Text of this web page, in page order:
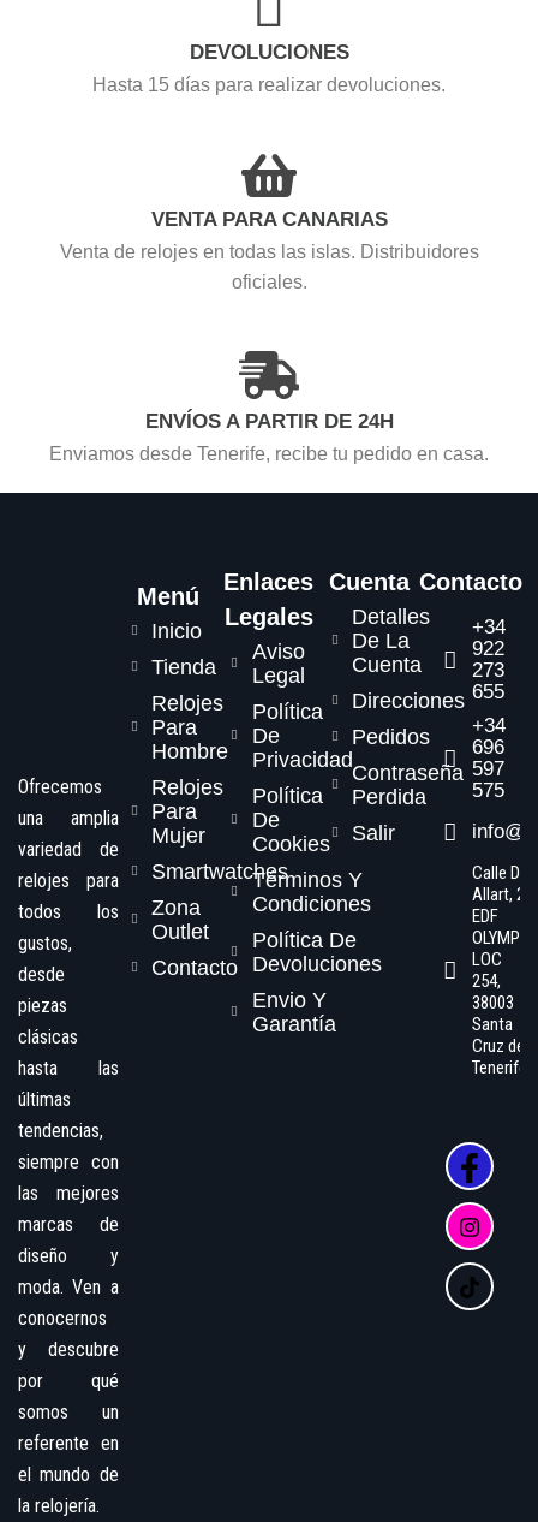
DEVOLUCIONES
Hasta 15 días para realizar devoluciones.
VENTA PARA CANARIAS
Venta de relojes en todas las islas. Distribuidores
oficiales.
ENVÍOS A PARTIR DE 24H
Enviamos desde Tenerife, recibe tu pedido en casa.
Ofrecemos
una amplia
variedad de
relojes para
todos los
gustos,
desde
piezas
clásicas
hasta las
últimas
tendencias,
siempre con
las mejores
marcas de
diseño y
moda. Ven a
conocernos
y descubre
por qué
somos un
referente en
el mundo de
la relojería.
Menú
Inicio
Tienda
Relojes
Para
Hombre
Relojes
Para
Mujer
Smartwatches
Zona
Outlet
Contacto
Enlaces
Legales
Aviso
Legal
Política
De
Privacidad
Política
De
Cookies
Términos Y
Condiciones
Política De
Devoluciones
Envio Y
Garantía
Cuenta
Detalles
De La
Cuenta
Direcciones
Pedidos
Contraseña
Perdida
Salir
Contacto
+34
922
273
655
+34
696
597
575
Calle Dr.
Allart, 2,
EDF
OLYMPO
LOC
254,
38003
Santa
Cruz de
Tenerife